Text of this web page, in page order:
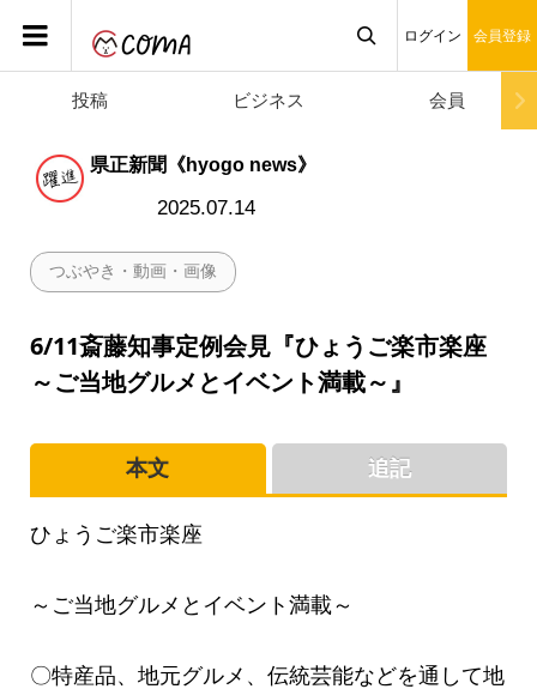
ログイン 会員登録
投稿 ビジネス 会員
県正新聞《hyogo news》
2025.07.14
つぶやき・動画・画像
6/11斎藤知事定例会見『ひょうご楽市楽座
～ご当地グルメとイベント満載～』
本文
ひょうご楽市楽座
～ご当地グルメとイベント満載～
〇特産品、地元グルメ、伝統芸能などを通して地
追記